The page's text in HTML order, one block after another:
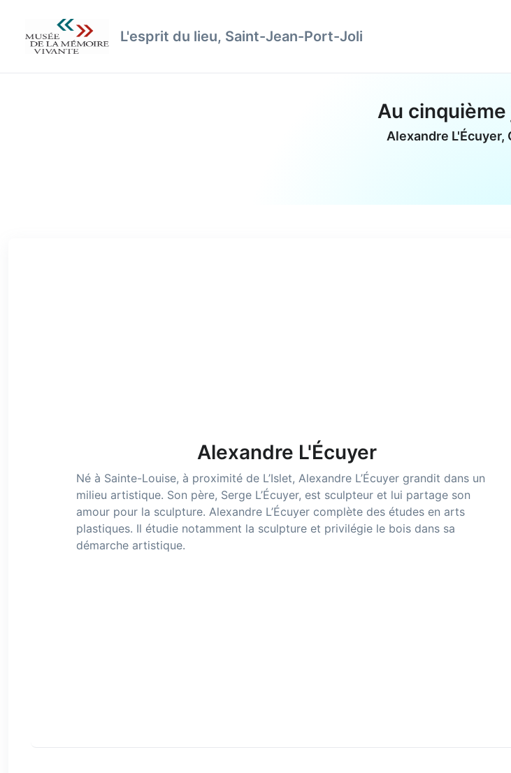
L'esprit du lieu, Saint-Jean-Port-Joli
Au cinquième
Alexandre L'Écuyer,
Alexandre L'Écuyer
Né à Sainte-Louise, à proximité de L’Islet, Alexandre L’Écuyer grandit dans un
milieu artistique. Son père, Serge L’Écuyer, est sculpteur et lui partage son
amour pour la sculpture. Alexandre L’Écuyer complète des études en arts
plastiques. Il étudie notamment la sculpture et privilégie le bois dans sa
démarche artistique.